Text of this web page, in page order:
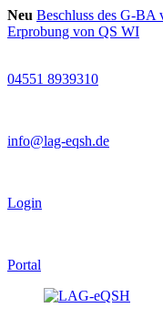
Neu Beschluss des G-BA
Erprobung von QS WI
04551 8939310
info@lag-eqsh.de
Login
Portal